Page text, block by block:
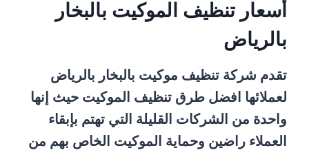
أسعار تنظيف الموكيت بالبخار
بالرياض
تقدم شركة تنظيف موكيت بالبخار بالرياض
لعملائها افضل طرق تنظيف الموكيت حيث إنها
واحدة من الشركات القليلة التي تهتم بإبقاء
العملاء راضين وحماية الموكيت الخاص بهم من